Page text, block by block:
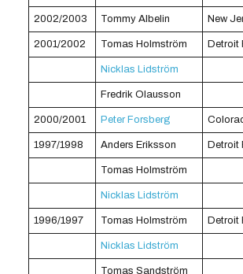
2002/2003 Tommy Albelin New
2001/2002 Tomas Holmström Detroit
Nicklas Lidström
Fredrik Olausson
2000/2001 Peter Forsberg
1997/1998 Anders Eriksson Detroit
Tomas Holmström
Nicklas Lidström
1996/1997 Tomas Holmström Detroit
Nicklas Lidström
Tomas Sandström